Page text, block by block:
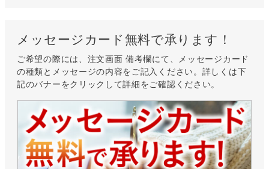
メッセージカード無料で承ります！
ご希望の際には、注文画面 備考欄にて、メッセージカード
の種類とメッセージの内容をご記入ください。詳しくは下
記のバナーをクリックして詳細をご確認ください。